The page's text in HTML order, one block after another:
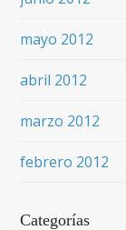
mayo 2012
abril 2012
marzo 2012
febrero 2012
Categorías